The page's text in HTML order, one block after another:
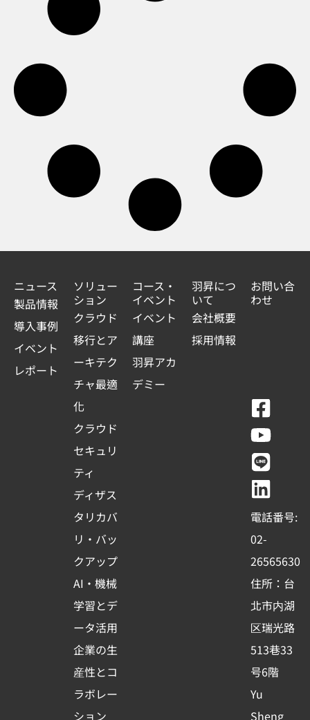
ニュース
製品情報
導入事例
イベント
レポート
ソリュー
ション
クラウド
移行とア
ーキテク
チャ最適
化
クラウド
セキュリ
ティ
ディザス
タリカバ
リ・バッ
クアップ
AI・機械
学習とデ
ータ活用
企業の生
産性とコ
ラボレー
ション
コース・
イベント
イベント
講座
羽昇アカ
デミー
羽昇につ
いて
会社概要
採用情報
お問い合
わせ
F
a
c
e
b
o
o
k
-
s
q
u
a
r
e
Y
o
u
t
u
b
e
L
i
n
e
L
i
n
k
e
d
i
n
電話番号:
02-
26565630
住所：台
北市内湖
区瑞光路
513巷33
号6階
Yu
Sheng